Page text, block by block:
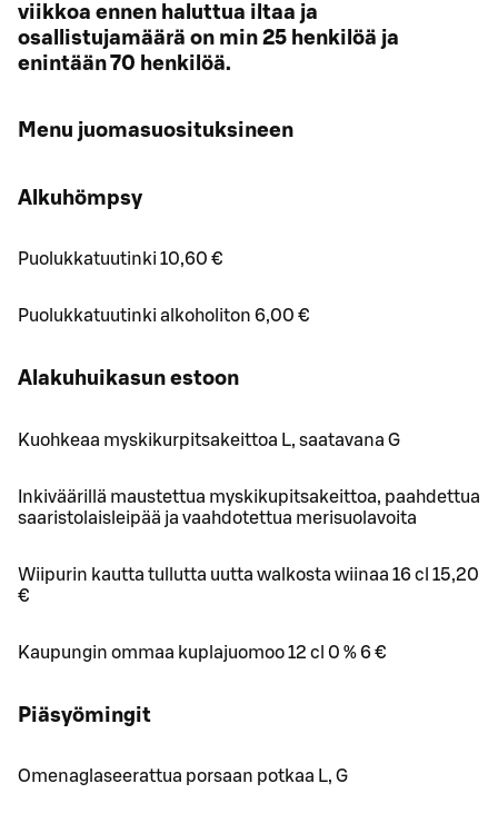
viikkoa ennen haluttua iltaa ja
osallistujamäärä on min 25 henkilöä ja
enintään 70 henkilöä.
Menu juomasuosituksineen
Alkuhömpsy
Puolukkatuutinki 10,60 €
Puolukkatuutinki alkoholiton 6,00 €
Alakuhuikasun estoon
Kuohkeaa myskikurpitsakeittoa L, saatavana G
Inkiväärillä maustettua myskikupitsakeittoa, paahdettua
saaristolaisleipää ja vaahdotettua merisuolavoita
Wiipurin kautta tullutta uutta walkosta wiinaa 16 cl 15,20
€
Kaupungin ommaa kuplajuomoo 12 cl 0 % 6 €
Piäsyömingit
Omenaglaseerattua porsaan potkaa L, G